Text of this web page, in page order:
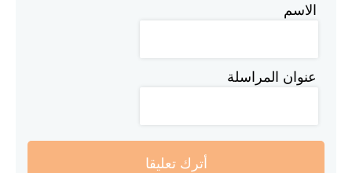
الاسم
عنوان المراسلة
أترك تعليقا